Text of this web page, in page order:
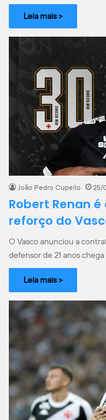
Leia mais >
João Pedro Cupello 25/
Robert Renan
reforço do
O Vasco anunciou a
defensor de 21 anos
Leia mais >